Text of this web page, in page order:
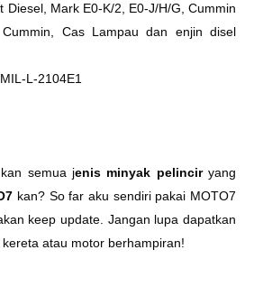
Diesel, Mark E0-K/2, E0-J/H/G, Cummin
Cas Lampau dan enjin disel
L-2104E1
semua jenis minyak pelincir yang
kan? So far aku sendiri pakai MOTO7
keep update. Jangan lupa dapatkan
atau motor berhampiran!